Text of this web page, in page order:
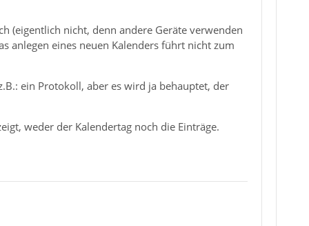
(eigentlich nicht, denn andere Geräte verwenden
anlegen eines neuen Kalenders führt nicht zum
ein Protokoll, aber es wird ja behauptet, der
weder der Kalendertag noch die Einträge.